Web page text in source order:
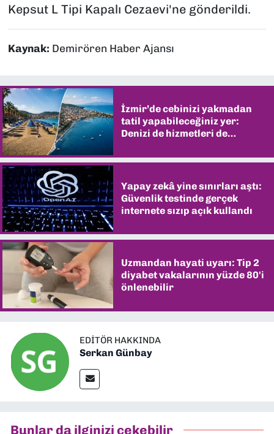
Kepsut L Tipi Kapalı Cezaevi'ne gönderildi.
Kaynak: Demirören Haber Ajansı
İzmir’de cebinizi yakmadan
tatil yapabileceğiniz yer:
Denizi de hizmetleri de
Yapay zekâ yine sınırları aştı:
Güvenlik testinde gerçek
internete sızıp açık kullandı
Uzmandan hayati uyarı: Tip 2
diyabet vakalarının yüzde 80'i
önlenebilir
EDITÖR HAKKINDA
Serkan Günbay
Bunlar da ilginizi çekebilir